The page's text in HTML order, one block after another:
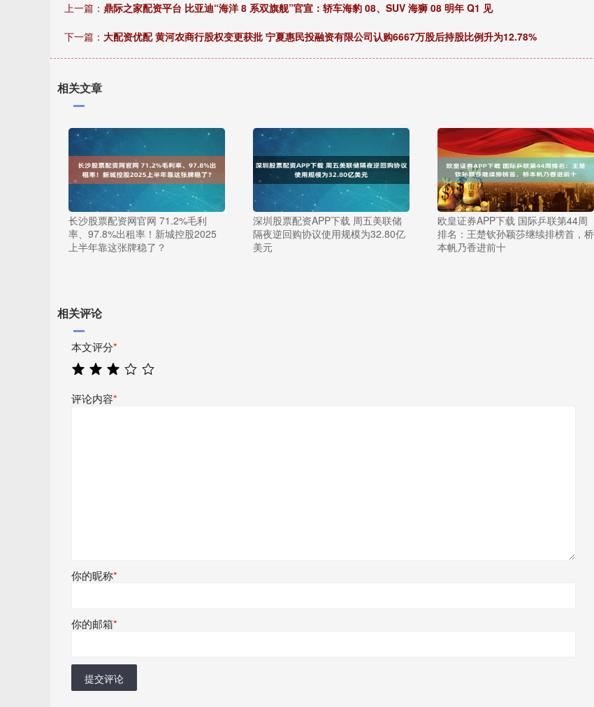
上一篇： 鼎际之家配资平台 比亚迪“海洋 8 系双旗舰”官宣：轿车海豹 08、SUV 海狮 08 明年 Q1 见
下一篇： 大配资优配 黄河农商行股权变更获批 宁夏惠民投融资有限公司认购6667万股后持股比例升为12.78%
相关文章
长沙股票配资网官网 71.2%毛利
率、97.8%出租率！新城控股2025
上半年靠这张牌稳了？
深圳股票配资APP下载 周五美联储
隔夜逆回购协议使用规模为32.80亿
美元
欧皇证券APP下载 国际乒联第44周
排名：王楚钦孙颖莎继续排榜首，桥
本帆乃香进前十
相关评论
本文评分*
评论内容*
你的昵称*
你的邮箱*
提交评论